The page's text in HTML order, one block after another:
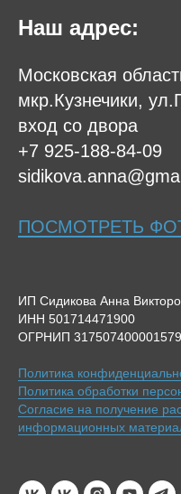
Наш адрес:
Московская
мкр.Кузнечики,
вход со двора
+7 925-188-84-09
ПОСМОТРЕТЬ
ИП Сидикова Анна
ИНН 501714471900
ОГРНИП 317507400001579
Политика
Политика обработки
Согласие на получение
информационных